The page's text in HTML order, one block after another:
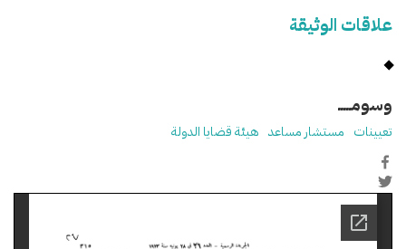
علاقات الوثيقة
وسومـــــ
تعيينات مستشار مساعد هيئة قضايا الدولة